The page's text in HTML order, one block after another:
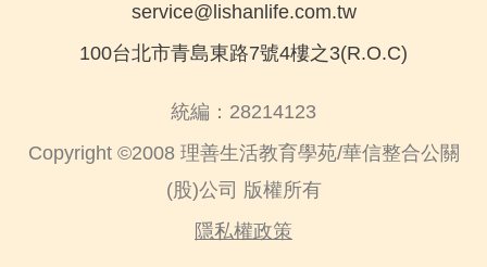
service@lishanlife.com.tw
100台北市青島東路7號4樓之3(R.O.C)
統編：28214123
Copyright ©2008 理善生活教育學苑/華信整合公關
(股)公司 版權所有
隱私權政策